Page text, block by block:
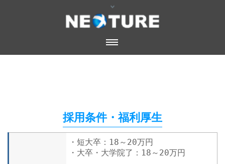
採用条件・福利厚生
・短大卒：18～20万円
・大卒・大学院了：18～20万円